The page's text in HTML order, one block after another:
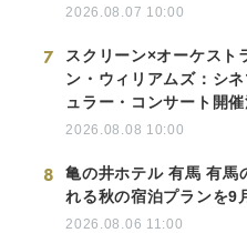
2026.08.07 10:00
7
スクリーン×オーケスト
ン・ウィリアムズ：シ
ュラー・コンサート開催
2026.08.08 10:00
8
亀の井ホテル 有馬 有馬
れる秋の宿泊プランを9
2026.08.06 11:00